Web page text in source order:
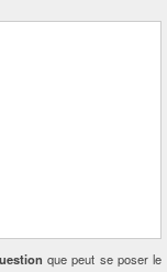
que peut se poser le